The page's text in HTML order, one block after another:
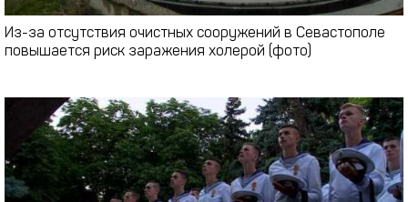
Из-за отсутствия очистных сооружений в Севастополе
повышается риск заражения холерой (фото)